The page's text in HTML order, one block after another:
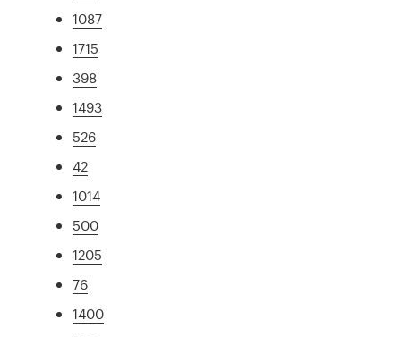
1087
1715
398
1493
526
42
1014
500
1205
76
1400